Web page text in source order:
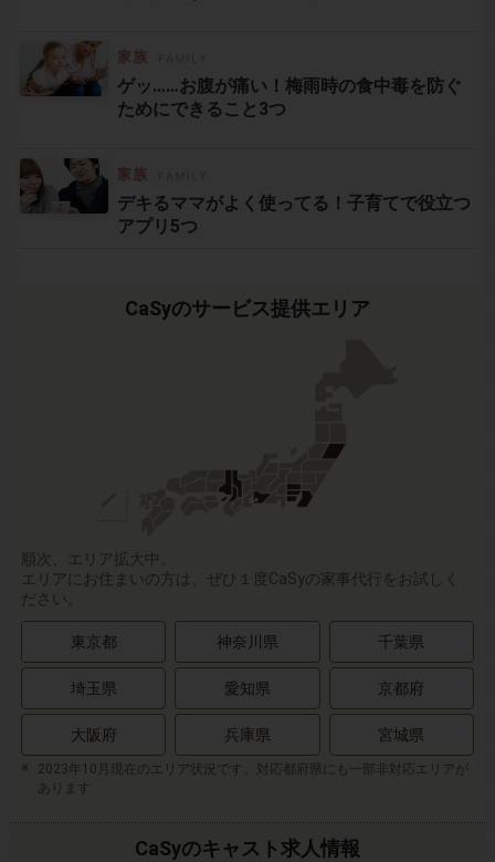
ゲッ……お腹が痛い！梅雨時の食中毒を防ぐ
ためにできること3つ
デキるママがよく使ってる！子育てで役立つ
アプリ5つ
CaSyのサービス提供エリア
順次、エリア拡大中。
エリアにお住まいの方は、ぜひ１度CaSyの家事代行をお試しく
ださい。
東京都 神奈川県 千葉県
埼玉県 愛知県 京都府
大阪府 兵庫県 宮城県
2023年10月現在のエリア状況です。対応都府県にも一部非対応エリアが
あります
CaSyのキャスト求人情報